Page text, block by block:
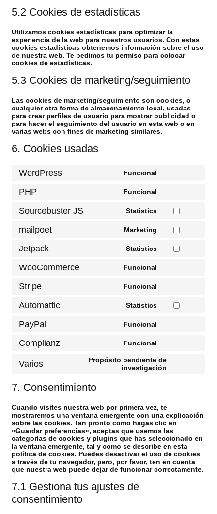
5.2 Cookies de estadísticas
Utilizamos cookies estadísticas para optimizar la
experiencia de la web para nuestros usuarios. Con estas
cookies estadísticas obtenemos información sobre el uso
de nuestra web. Te pedimos tu permiso para colocar
cookies de estadísticas.
5.3 Cookies de marketing/seguimiento
Las cookies de marketing/seguimiento son cookies, o
cualquier otra forma de almacenamiento local, usadas
para crear perfiles de usuario para mostrar publicidad o
para hacer el seguimiento del usuario en esta web o en
varias webs con fines de marketing similares.
6. Cookies usadas
WordPress Funcional
PHP Funcional
service
Sourcebuster JS Statistics
Consent
service
mailpoet Marketing
Consent
service
Jetpack Statistics
Consent
WooCommerce Funcional
Stripe Funcional
service
Automattic Statistics
Consent
PayPal Funcional
Complianz Funcional
service
complianz
Varios
Propósito pendiente de
investigación
7. Consentimiento
Cuando visites nuestra web por primera vez, te
mostraremos una ventana emergente con una explicación
sobre las cookies. Tan pronto como hagas clic en
«Guardar preferencias», aceptas que usemos las
categorías de cookies y plugins que has seleccionado en
la ventana emergente, tal y como se describe en esta
política de cookies. Puedes desactivar el uso de cookies
a través de tu navegador, pero, por favor, ten en cuenta
que nuestra web puede dejar de funcionar correctamente.
7.1 Gestiona tus ajustes de
consentimiento